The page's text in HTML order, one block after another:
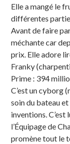
Elle a mangé le
différentes
Avant de faire
méchante car
prix. Elle adore
Franky
Prime : 394
C’est un cyborg
soin du bateau
inventions.
l’Équipage de
promène tout le